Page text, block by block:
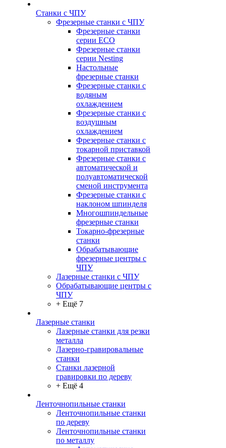
Станки с ЧПУ
Фрезерные станки с ЧПУ
Фрезерные станки
серии ECO
Фрезерные станки
серии Nesting
Настольные
фрезерные станки
Фрезерные станки с
водяным
охлаждением
Фрезерные станки с
воздушным
охлаждением
Фрезерные станки с
токарной приставкой
Фрезерные станки с
автоматической и
полуавтоматической
сменой инструмента
Фрезерные станки с
наклоном шпинделя
Многошпиндельные
фрезерные станки
Токарно-фрезерные
станки
Обрабатывающие
фрезерные центры с
ЧПУ
Лазерные станки с ЧПУ
Обрабатывающие центры с
ЧПУ
+ Ещё 7
Лазерные станки
Лазерные станки для резки
металла
Лазерно-гравировальные
станки
Станки лазерной
гравировки по дереву
+ Ещё 4
Ленточнопильные станки
Ленточнопильные станки
по дереву
Ленточнопильные станки
по металлу